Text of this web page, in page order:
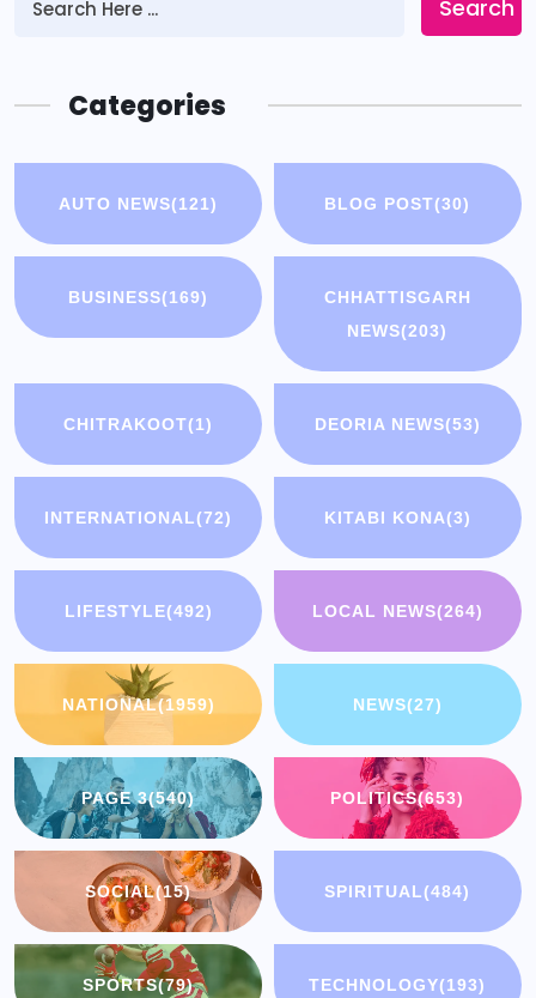
Search
Categories
AUTO NEWS(121) BLOG POST(30)
BUSINESS(169)
CHHATTISGARH
NEWS(203)
CHITRAKOOT(1) DEORIA NEWS(53)
INTERNATIONAL(72) KITABI KONA(3)
LIFESTYLE(492) LOCAL NEWS(264)
NATIONAL(1959) NEWS(27)
PAGE 3(540) POLITICS(653)
SOCIAL(15) SPIRITUAL(484)
SPORTS(79) TECHNOLOGY(193)